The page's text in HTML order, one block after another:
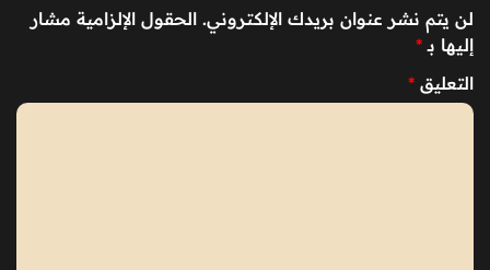
لن يتم نشر عنوان بريدك الإلكتروني. الحقول الإلزامية مشار
إليها بـ *
التعليق *